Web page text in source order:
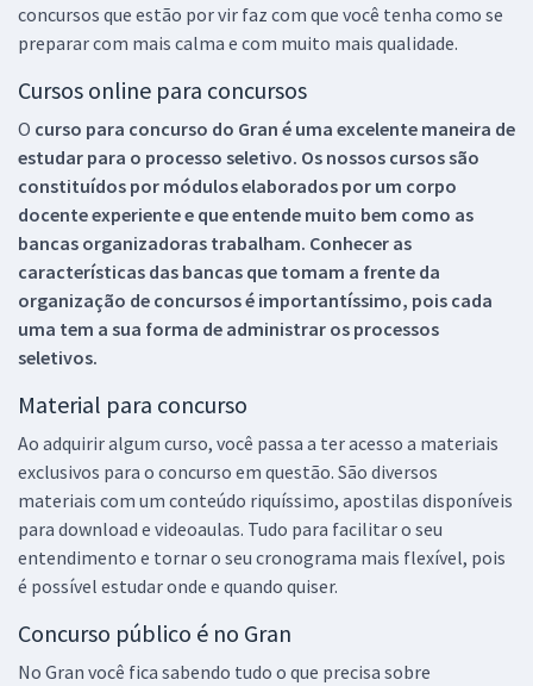
concursos que estão por vir faz com que você tenha como se
preparar com mais calma e com muito mais qualidade.
Cursos online para concursos
O curso para concurso do Gran é uma excelente maneira de
estudar para o processo seletivo. Os nossos cursos são
constituídos por módulos elaborados por um corpo
docente experiente e que entende muito bem como as
bancas organizadoras trabalham. Conhecer as
características das bancas que tomam a frente da
organização de concursos é importantíssimo, pois cada
uma tem a sua forma de administrar os processos
seletivos.
Material para concurso
Ao adquirir algum curso, você passa a ter acesso a materiais
exclusivos para o concurso em questão. São diversos
materiais com um conteúdo riquíssimo, apostilas disponíveis
para download e videoaulas. Tudo para facilitar o seu
entendimento e tornar o seu cronograma mais flexível, pois
é possível estudar onde e quando quiser.
Concurso público é no Gran
No Gran você fica sabendo tudo o que precisa sobre